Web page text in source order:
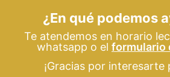
¿En qué podemos
Te atendemos en horario
whatsapp o el formulario
¡Gracias por interesarte